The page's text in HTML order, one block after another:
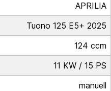
APRILIA
Tuono 125 E5+ 2025
124 ccm
11 KW / 15 PS
manuell